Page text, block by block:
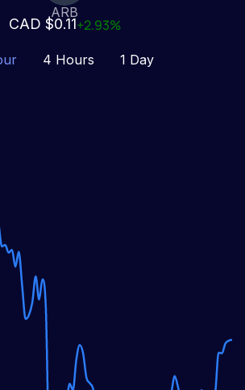
ARB
CAD $0.11+2.93%
4 Hours 1 Day